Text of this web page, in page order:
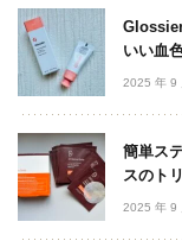
いい血
2025 年 9
簡単ス
スのト
2025 年 9